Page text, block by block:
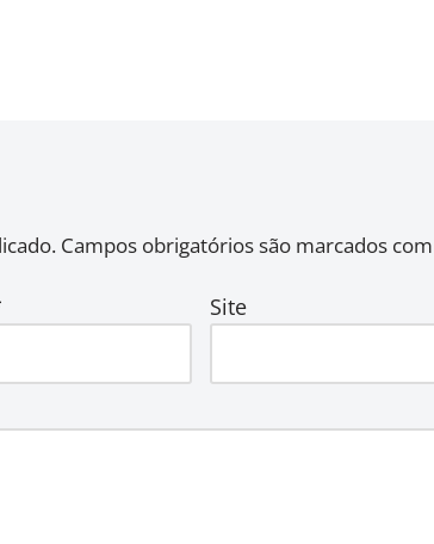
Campos obrigatórios são marcados com
Site